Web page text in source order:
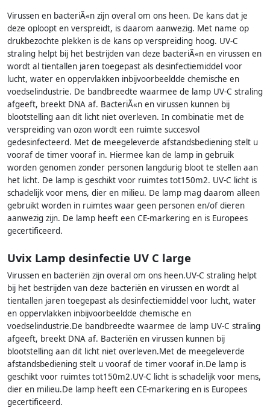
Virussen en bacteriÃ«n zijn overal om ons heen. De kans dat je
deze oploopt en verspreidt, is daarom aanwezig. Met name op
drukbezochte plekken is de kans op verspreiding hoog. UV-C
straling helpt bij het bestrijden van deze bacteriÃ«n en virussen en
wordt al tientallen jaren toegepast als desinfectiemiddel voor
lucht, water en oppervlakken inbijvoorbeeldde chemische en
voedselindustrie. De bandbreedte waarmee de lamp UV-C straling
afgeeft, breekt DNA af. BacteriÃ«n en virussen kunnen bij
blootstelling aan dit licht niet overleven. In combinatie met de
verspreiding van ozon wordt een ruimte succesvol
gedesinfecteerd. Met de meegeleverde afstandsbediening stelt u
vooraf de timer vooraf in. Hiermee kan de lamp in gebruik
worden genomen zonder personen langdurig bloot te stellen aan
het licht. De lamp is geschikt voor ruimtes tot150m2. UV-C licht is
schadelijk voor mens, dier en milieu. De lamp mag daarom alleen
gebruikt worden in ruimtes waar geen personen en/of dieren
aanwezig zijn. De lamp heeft een CE-markering en is Europees
gecertificeerd.
Uvix Lamp desinfectie UV C large
Virussen en bacteriën zijn overal om ons heen.UV-C straling helpt
bij het bestrijden van deze bacteriën en virussen en wordt al
tientallen jaren toegepast als desinfectiemiddel voor lucht, water
en oppervlakken inbijvoorbeeldde chemische en
voedselindustrie.De bandbreedte waarmee de lamp UV-C straling
afgeeft, breekt DNA af. Bacteriën en virussen kunnen bij
blootstelling aan dit licht niet overleven.Met de meegeleverde
afstandsbediening stelt u vooraf de timer vooraf in.De lamp is
geschikt voor ruimtes tot150m2.UV-C licht is schadelijk voor mens,
dier en milieu.De lamp heeft een CE-markering en is Europees
gecertificeerd.